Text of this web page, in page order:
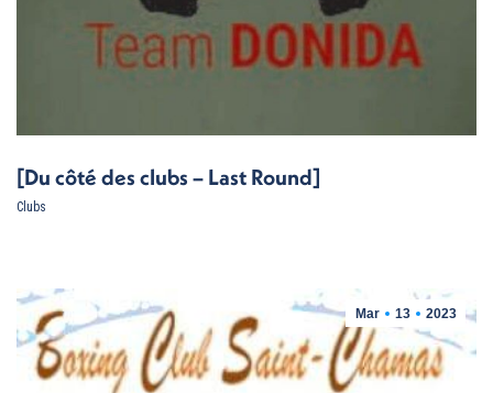
[Du côté des clubs – Last Round]
Clubs
Mar 13 2023